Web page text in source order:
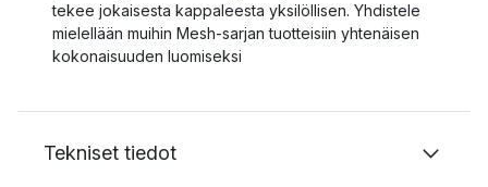
tekee jokaisesta kappaleesta yksilöllisen. Yhdistele
mielellään muihin Mesh-sarjan tuotteisiin yhtenäisen
kokonaisuuden luomiseksi
Tekniset tiedot